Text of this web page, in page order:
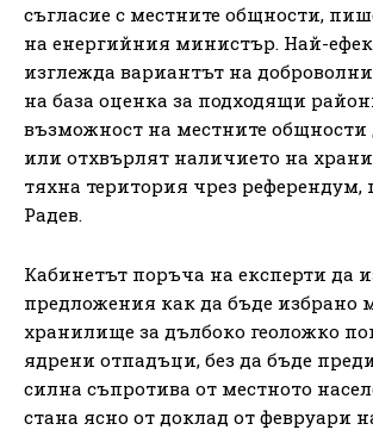
съгласие с местните общности,
на енергийния министър. Най-
изглежда вариантът на
на база оценка за подходящи
възможност на местните
или отхвърлят наличието на
тяхна територия чрез
Радев.
Кабинетът поръча на експерти да
предложения как да бъде избрано
хранилище за дълбоко геоложко
ядрени отпадъци, без да бъде
силна съпротива от местното
стана ясно от доклад от февруари